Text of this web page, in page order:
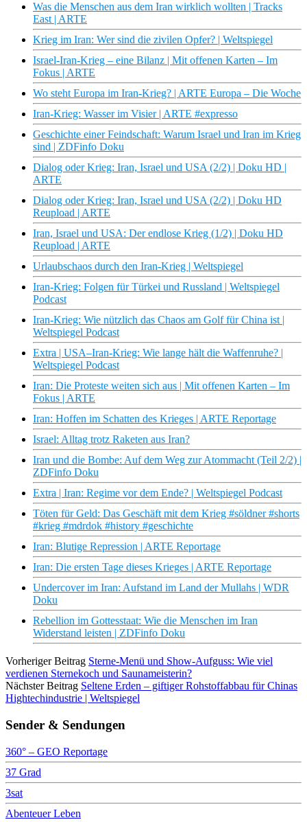
Was die Menschen aus dem Iran wirklich wollten | Tracks
East | ARTE
Krieg im Iran: Wer sind die zivilen Opfer? | Weltspiegel
Israel-Iran-Krieg – eine Bilanz | Mit offenen Karten – Im
Fokus | ARTE
Wo steht Europa im Iran-Krieg? | ARTE Europa – Die Woche
Iran-Krieg: Wasser im Visier | ARTE #expresso
Geschichte einer Feindschaft: Warum Israel und Iran im Krieg
sind | ZDFinfo Doku
Dialog oder Krieg: Iran, Israel und USA (2/2) | Doku HD |
ARTE
Dialog oder Krieg: Iran, Israel und USA (2/2) | Doku HD
Reupload | ARTE
Iran, Israel und USA: Der endlose Krieg (1/2) | Doku HD
Reupload | ARTE
Urlaubschaos durch den Iran-Krieg | Weltspiegel
Iran-Krieg: Folgen für Türkei und Russland | Weltspiegel
Podcast
Iran-Krieg: Wie nützlich das Chaos am Golf für China ist |
Weltspiegel Podcast
Extra | USA–Iran-Krieg: Wie lange hält die Waffenruhe? |
Weltspiegel Podcast
Iran: Die Proteste weiten sich aus | Mit offenen Karten – Im
Fokus | ARTE
Iran: Hoffen im Schatten des Krieges | ARTE Reportage
Israel: Alltag trotz Raketen aus Iran?
Iran und die Bombe: Auf dem Weg zur Atommacht (Teil 2/2) |
ZDFinfo Doku
Extra | Iran: Regime vor dem Ende? | Weltspiegel Podcast
Töten für Geld: Das Geschäft mit dem Krieg #söldner #shorts
#krieg #mdrdok #history #geschichte
Iran: Blutige Repression | ARTE Reportage
Iran: Die ersten Tage dieses Krieges | ARTE Reportage
Undercover im Iran: Aufstand im Land der Mullahs | WDR
Doku
Rebellion im Gottesstaat: Wie die Menschen im Iran
Widerstand leisten | ZDFinfo Doku
Vorheriger Beitrag Sterne-Menü und Show-Aufguss: Wie viel
verdienen Sternekoch und Saunameisterin?
Nächster Beitrag Seltene Erden – giftiger Rohstoffabbau für Chinas
Hightechindustrie | Weltspiegel
Sender & Sendungen
360° – GEO Reportage
37 Grad
3sat
Abenteuer Leben